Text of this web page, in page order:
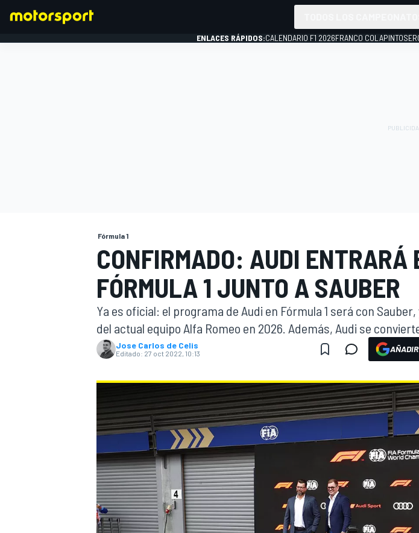
INDYCAR
MOTOGP
ENLACES RÁPIDOS:CALENDARIO F1 2026FRANCO COLAPINTO
Fórmula 1
CONFIRMADO: AUDI ENTRARÁ
FÓRMULA 1 JUNTO A SAUBER
Ya es oficial: el programa de Audi en Fórmula 1 será con
del actual equipo Alfa Romeo en 2026. Además, Audi se
Jose Carlos de Celis
Editado: 27 oct 2022, 10:13